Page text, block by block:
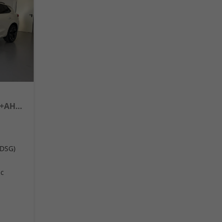
1.5 eTSI DSG Matrix+Kessy+AHK+eHeck+Dinamica+CarPlay+eHeck+GV5